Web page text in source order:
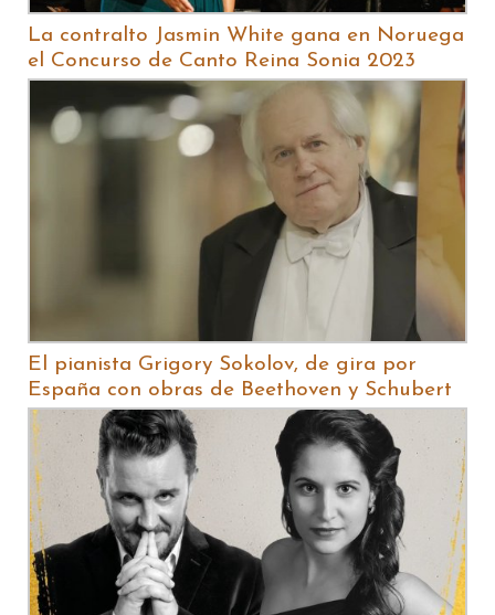
La contralto Jasmin White gana en Noruega
el Concurso de Canto Reina Sonia 2023
El pianista Grigory Sokolov, de gira por
España con obras de Beethoven y Schubert